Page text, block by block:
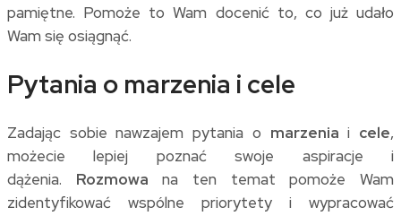
pamiętne. Pomoże to Wam docenić to, co już udało
Wam się osiągnąć.
Pytania o marzenia i cele
Zadając sobie nawzajem pytania o marzenia i cele,
możecie lepiej poznać swoje aspiracje i
dążenia. Rozmowa na ten temat pomoże Wam
zidentyfikować wspólne priorytety i wypracować